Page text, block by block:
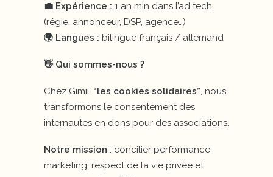
💼 Expérience : 1 an min dans l’ad tech
(régie, annonceur, DSP, agence…)
🌍 Langues : bilingue français / allemand
👋 Qui sommes-nous ?
Chez Gimii, “les cookies solidaires”, nous
transformons le consentement des
internautes en dons pour des associations.
Notre mission : concilier performance
marketing, respect de la vie privée et